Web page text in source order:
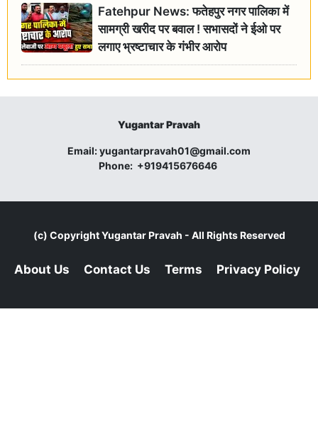
Fatehpur News: फतेहपुर नगर पालिका में
सामग्री खरीद पर बवाल ! सभासदों ने ईओ पर
लगाए भ्रष्टाचार के गंभीर आरोप
Yugantar Pravah
Email:yugantarpravah01@gmail.com
Phone: +919415676646
(c) CopyrightYugantar Pravah - All Rights Reserved
About Us Contact Us Terms Privacy Policy